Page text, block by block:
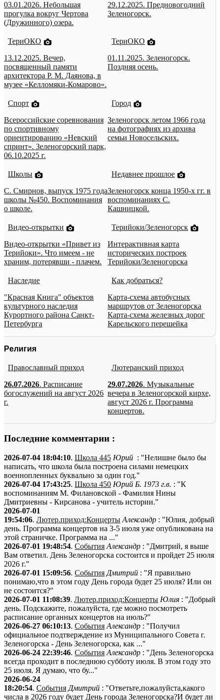
03.01.2026. Небольшая
прогулка вокруг Чертова
(Дружинного) озера.
29.12.2025. Предновогодний
Зеленогорск.
ТериОКО
13.12.2025. Вечер,
посвященный памяти
архитектора Р. М. Даянова, в
музее «Келломяки-Комарово».
ТериОКО
01.11.2025. Зеленогорск.
Поздняя осень.
Спорт
Всероссийские соревнования
по спортивному
ориентированию «Невский
спринт». Зеленогорский парк,
06.10.2025 г.
Город
Зеленогорск летом 1966 года
на фотографиях из архива
семьи Новосельских.
Школы
С. Смирнов, выпуск 1975 года
школы №450. Воспоминания
о школе.
Недавнее прошлое
Зеленогорск конца 1950-х гг. в
воспоминаниях С.
Кашницкой.
Видео-открытки
Видео-открытки «Привет из
Терийоки». Что имеем - не
храним, потерявши - плачем.
Терийоки/Зеленогорск
Интерактивная карта
исторических построек
Терийоки/Зеленогорска
Наследие
"Красная Книга" объектов
культурного наследия
Курортного района Санкт-
Петербурга
Как добраться?
Карта-схема автобусных
маршрутов от Зеленогорска
Карта-схема железных дорог
Карельского перешейка
Религия
Православный приход
26.07.2026. Расписание
богослужений на август 2026
г.
Лютеранский приход
29.07.2026. Музыкальные
вечера в Зеленогорской кирхе,
август 2026 г. Программа
концертов.
Последние комментарии :
2026-07-04 18:04:10. Школа 445 Юрий : "Нелишне было бы
написать, что школа была построена силами немецких
военнопленных буквально за один год."
2026-07-04 17:43:25. Школа 450 Юрий Б. 1973 г.в. : "К
воспоминаниям М. Филановской - Фамилия Нины
Дмитриевны - Кирсанова - учитель истории."
2026-07-01
19:54:06. Лютер.приход:Концерты Александр : "Юлия, добрый
день. Программа концертов на 3-5 июля уже опубликована на
этой страничке. Программа на ..."
2026-07-01 19:48:54. События Александр : "Дмитрий, я выше
Вам ответил. День Зеленогорска состоится и пройдет 25 июля
2026 г."
2026-07-01 15:09:56. События Дмитрий : "Я правильно
понимаю,что в этом году День города будет 25 июля? Или он
не состоится?"
2026-07-01 11:08:39. Лютер.приход:Концерты Юлия : "Добрый
день. Подскажите, пожалуйста, где можно посмотреть
расписание органных концертов на июль?"
2026-06-27 06:10:13. События Александр : "Получил
официальное подтверждение из Муниципального Совета г.
Зеленогорска - День Зеленогорска, как ..."
2026-06-24 22:39:46. События Александр : "День Зеленогорска
всегда проходит в последнюю субботу июля. В этом году это
25 июля. Я думаю, что бу..."
2026-06-24
18:20:54. События Дмитрий : "Ответьте,пожалуйста,какого
числа в 2026 году будет День города Зеленогорска?И будет ли